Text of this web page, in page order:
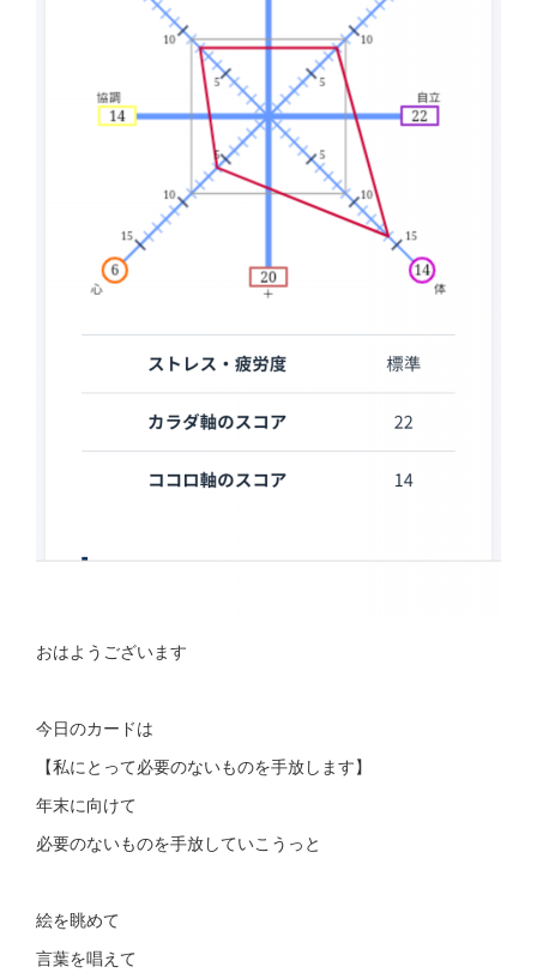
おはようございます
今日のカードは
【私にとって必要のないものを手放します】
年末に向けて
必要のないものを手放していこうっと
絵を眺めて
言葉を唱えて